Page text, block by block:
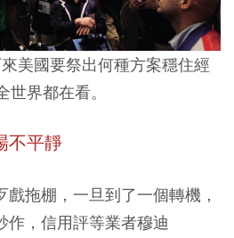
美國要祭出何種方案穩住經
世界都在看。
不平靜
拖棚，一旦到了一個轉機，
作，信用評等業者穆迪